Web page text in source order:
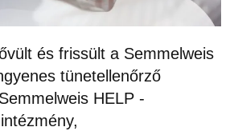
és frissült a Semmelweis
tünetellenőrző
HELP -